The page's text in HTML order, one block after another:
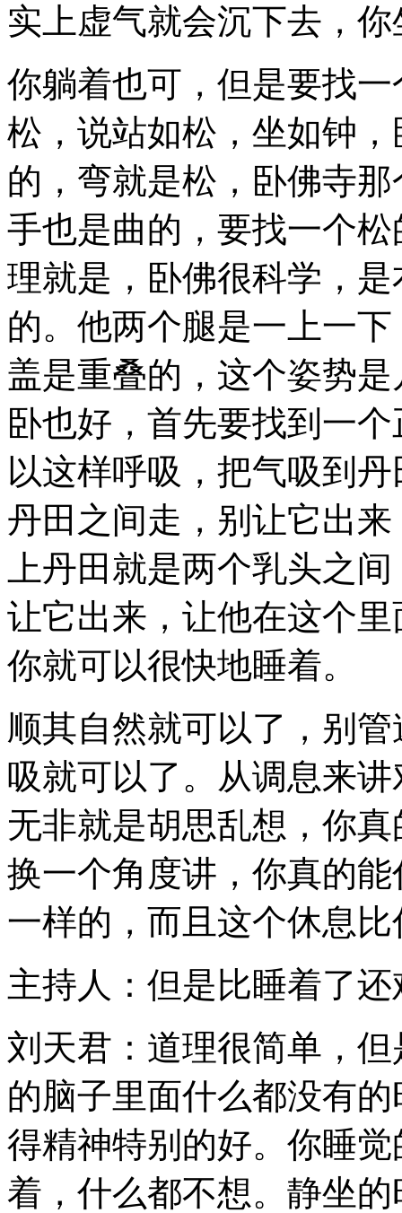
实上虚气就会沉下去，
你躺着也可，但是要找
松，说站如松，坐如钟
的，弯就是松，卧佛寺
手也是曲的，要找一个
理就是，卧佛很科学，
的。他两个腿是一上一
盖是重叠的，这个姿势
卧也好，首先要找到一
以这样呼吸，把气吸到
丹田之间走，别让它出
上丹田就是两个乳头之
让它出来，让他在这个
你就可以很快地睡着。
顺其自然就可以了，别
吸就可以了。从调息来
无非就是胡思乱想，你
换一个角度讲，你真的
一样的，而且这个休息
主持人：但是比睡着了还
刘天君：道理很简单，
的脑子里面什么都没有
得精神特别的好。你睡
着，什么都不想。静坐